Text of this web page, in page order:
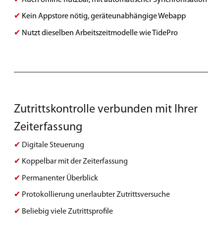
✔ Kein Appstore nötig, geräteunabhängige Webapp
✔ Nutzt dieselben Arbeitszeitmodelle wie TidePro
Zutrittskontrolle verbunden mit Ihrer
Zeiterfassung
✔ Digitale Steuerung
✔ Koppelbar mit der Zeiterfassung
✔ Permanenter Überblick
✔ Protokollierung unerlaubter Zutrittsversuche
✔ Beliebig viele Zutrittsprofile